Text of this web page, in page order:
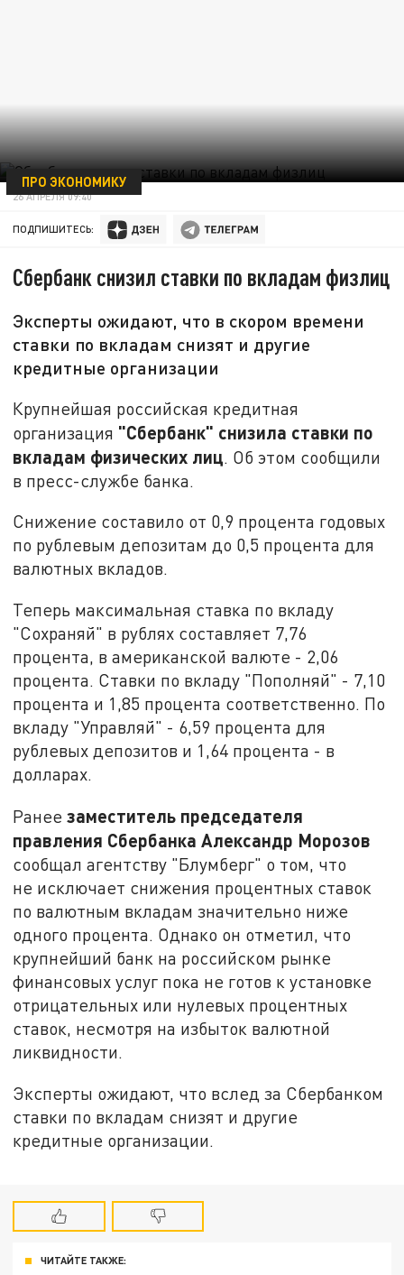
ПРО ЭКОНОМИКУ
26 АПРЕЛЯ 09:40
ПОДПИШИТЕСЬ:
Сбербанк снизил ставки по вкладам физлиц
Эксперты ожидают, что в скором времени
ставки по вкладам снизят и другие
кредитные организации
Крупнейшая российская кредитная
организация "Сбербанк" снизила ставки по
вкладам физических лиц. Об этом сообщили
в пресс-службе банка.
Снижение составило от 0,9 процента годовых
по рублевым депозитам до 0,5 процента для
валютных вкладов.
Теперь максимальная ставка по вкладу
"Сохраняй" в рублях составляет 7,76
процента, в американской валюте - 2,06
процента. Ставки по вкладу "Пополняй" - 7,10
процента и 1,85 процента соответственно. По
вкладу "Управляй" - 6,59 процента для
рублевых депозитов и 1,64 процента - в
долларах.
Ранеезаместитель председателя
правления Сбербанка Александр Морозов
сообщал агентству "Блумберг" о том, что
не исключает снижения процентных ставок
по валютным вкладам значительно ниже
одного процента. Однако он отметил, что
крупнейший банк на российском рынке
финансовых услуг пока не готов к установке
отрицательных или нулевых процентных
ставок, несмотря на избыток валютной
ликвидности.
Эксперты ожидают, что вслед за Сбербанком
ставки по вкладам снизят и другие
кредитные организации.
ЧИТАЙТЕ ТАКЖЕ: